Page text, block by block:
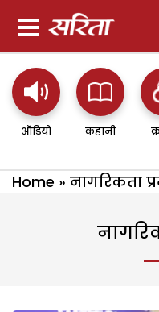
ऑडियो कहानी
Home » नागरिकता